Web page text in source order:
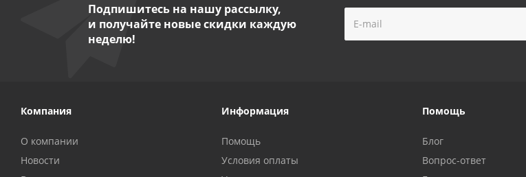
Подпишитесь на нашу рассылку,
и получайте новые скидки каждую
неделю!
Компания
О компании
Новости
Информация
Помощь
Условия оплаты
Помощь
Блог
Вопрос-ответ